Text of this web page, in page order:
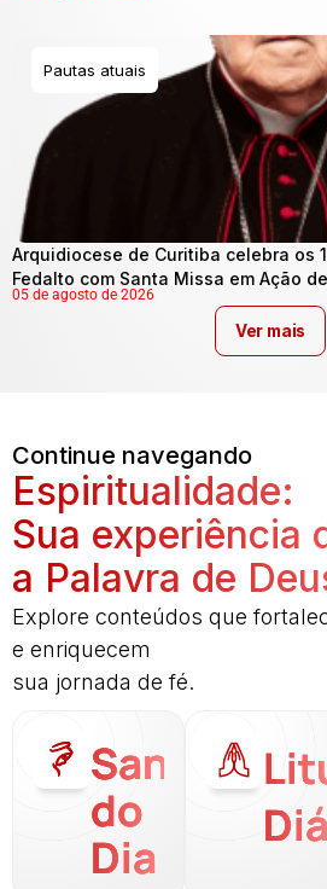
Pautas atuais
Arquidiocese de Curitiba celebra os
Fedalto com Santa Missa em Ação
05 de agosto de 2026
Ver mais
Continue navegando
Espiritualidade:
Sua experiência
a Palavra de
Explore conteúdos que
e enriquecem
sua jornada de fé.
Santo
do
Dia